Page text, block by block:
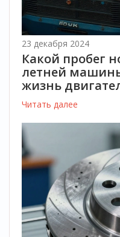
23 декабря 2024
Какой пробег
летней
жизнь
Читать далее